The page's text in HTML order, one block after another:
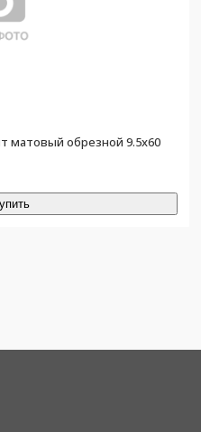
матовый обрезной 9.5x60